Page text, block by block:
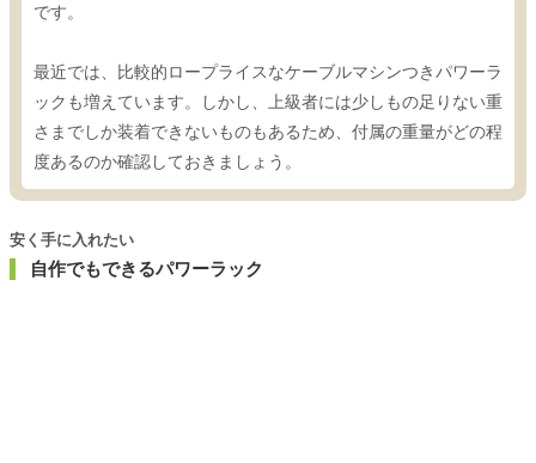
です。
最近では、比較的ロープライスなケーブルマシンつきパワーラ
ックも増えています。しかし、上級者には少しもの足りない重
さまでしか装着できないものもあるため、付属の重量がどの程
度あるのか確認しておきましょう。
自作でもできるパワーラック
安く手に入れたい